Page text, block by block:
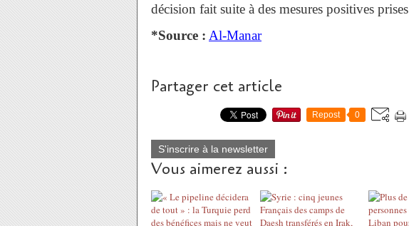
décision fait suite à des mesures positives
*Source : Al-Manar
Partager cet article
Repost 0
S'inscrire à la newsletter
Vous aimerez aussi :